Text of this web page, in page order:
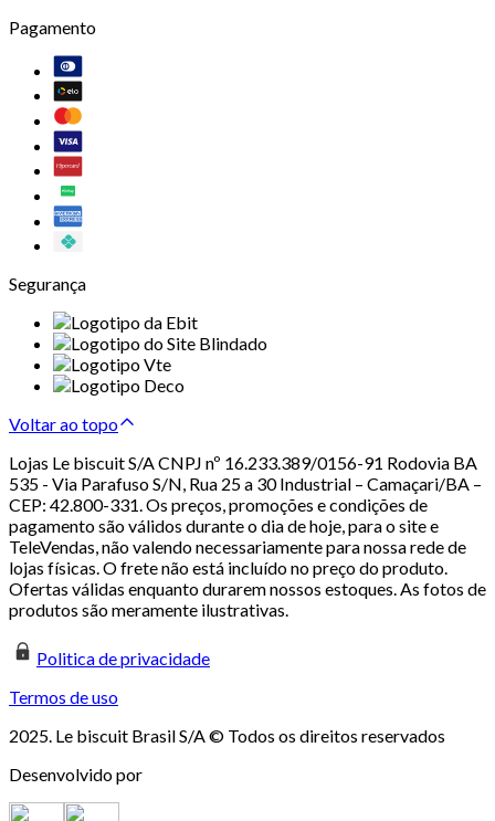
Pagamento
Segurança
Voltar ao topo
Lojas Le biscuit S/A CNPJ nº 16.233.389/0156-91 Rodovia BA
535 - Via Parafuso S/N, Rua 25 a 30 Industrial – Camaçari/BA –
CEP: 42.800-331. Os preços, promoções e condições de
pagamento são válidos durante o dia de hoje, para o site e
TeleVendas, não valendo necessariamente para nossa rede de
lojas físicas. O frete não está incluído no preço do produto.
Ofertas válidas enquanto durarem nossos estoques. As fotos de
produtos são meramente ilustrativas.
Politica de privacidade
Termos de uso
2025. Le biscuit Brasil S/A © Todos os direitos reservados
Desenvolvido por